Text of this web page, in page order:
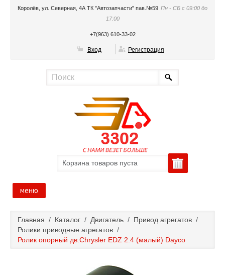
Королёв, ул. Северная, 4А ТК "Автозапчасти" пав.№59 Пн - СБ с 09:00 до
17:00
+7(963) 610-33-02
Вход Регистрация
Корзина товаров пуста
меню
Каталог
Главная / Каталог / Двигатель / Привод агрегатов /
Ролики приводные агрегатов /
Ролик опорный дв.Chrysler EDZ 2.4 (малый) Dayco